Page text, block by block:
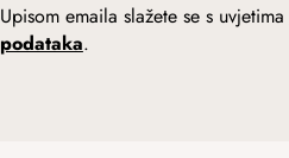
Upisom emaila slažete se s uvjetima
podataka.